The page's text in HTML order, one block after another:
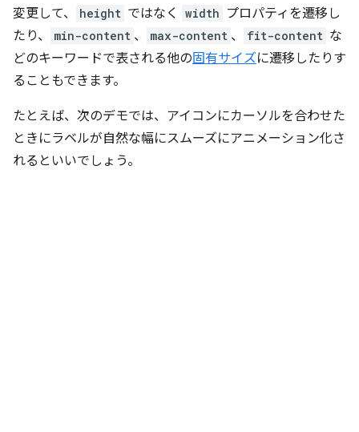
変更して、
height ではなく width プロパティを遷移し
たり、
min-content 、 max-content 、 fit-content な
どのキーワードで表される他の固有サイズに遷移したりす
ることもできます。
たとえば、次のデモでは、アイコンにカーソルを合わせた
ときにラベルが自然な幅にスムーズにアニメーション化さ
れるといいでしょう。